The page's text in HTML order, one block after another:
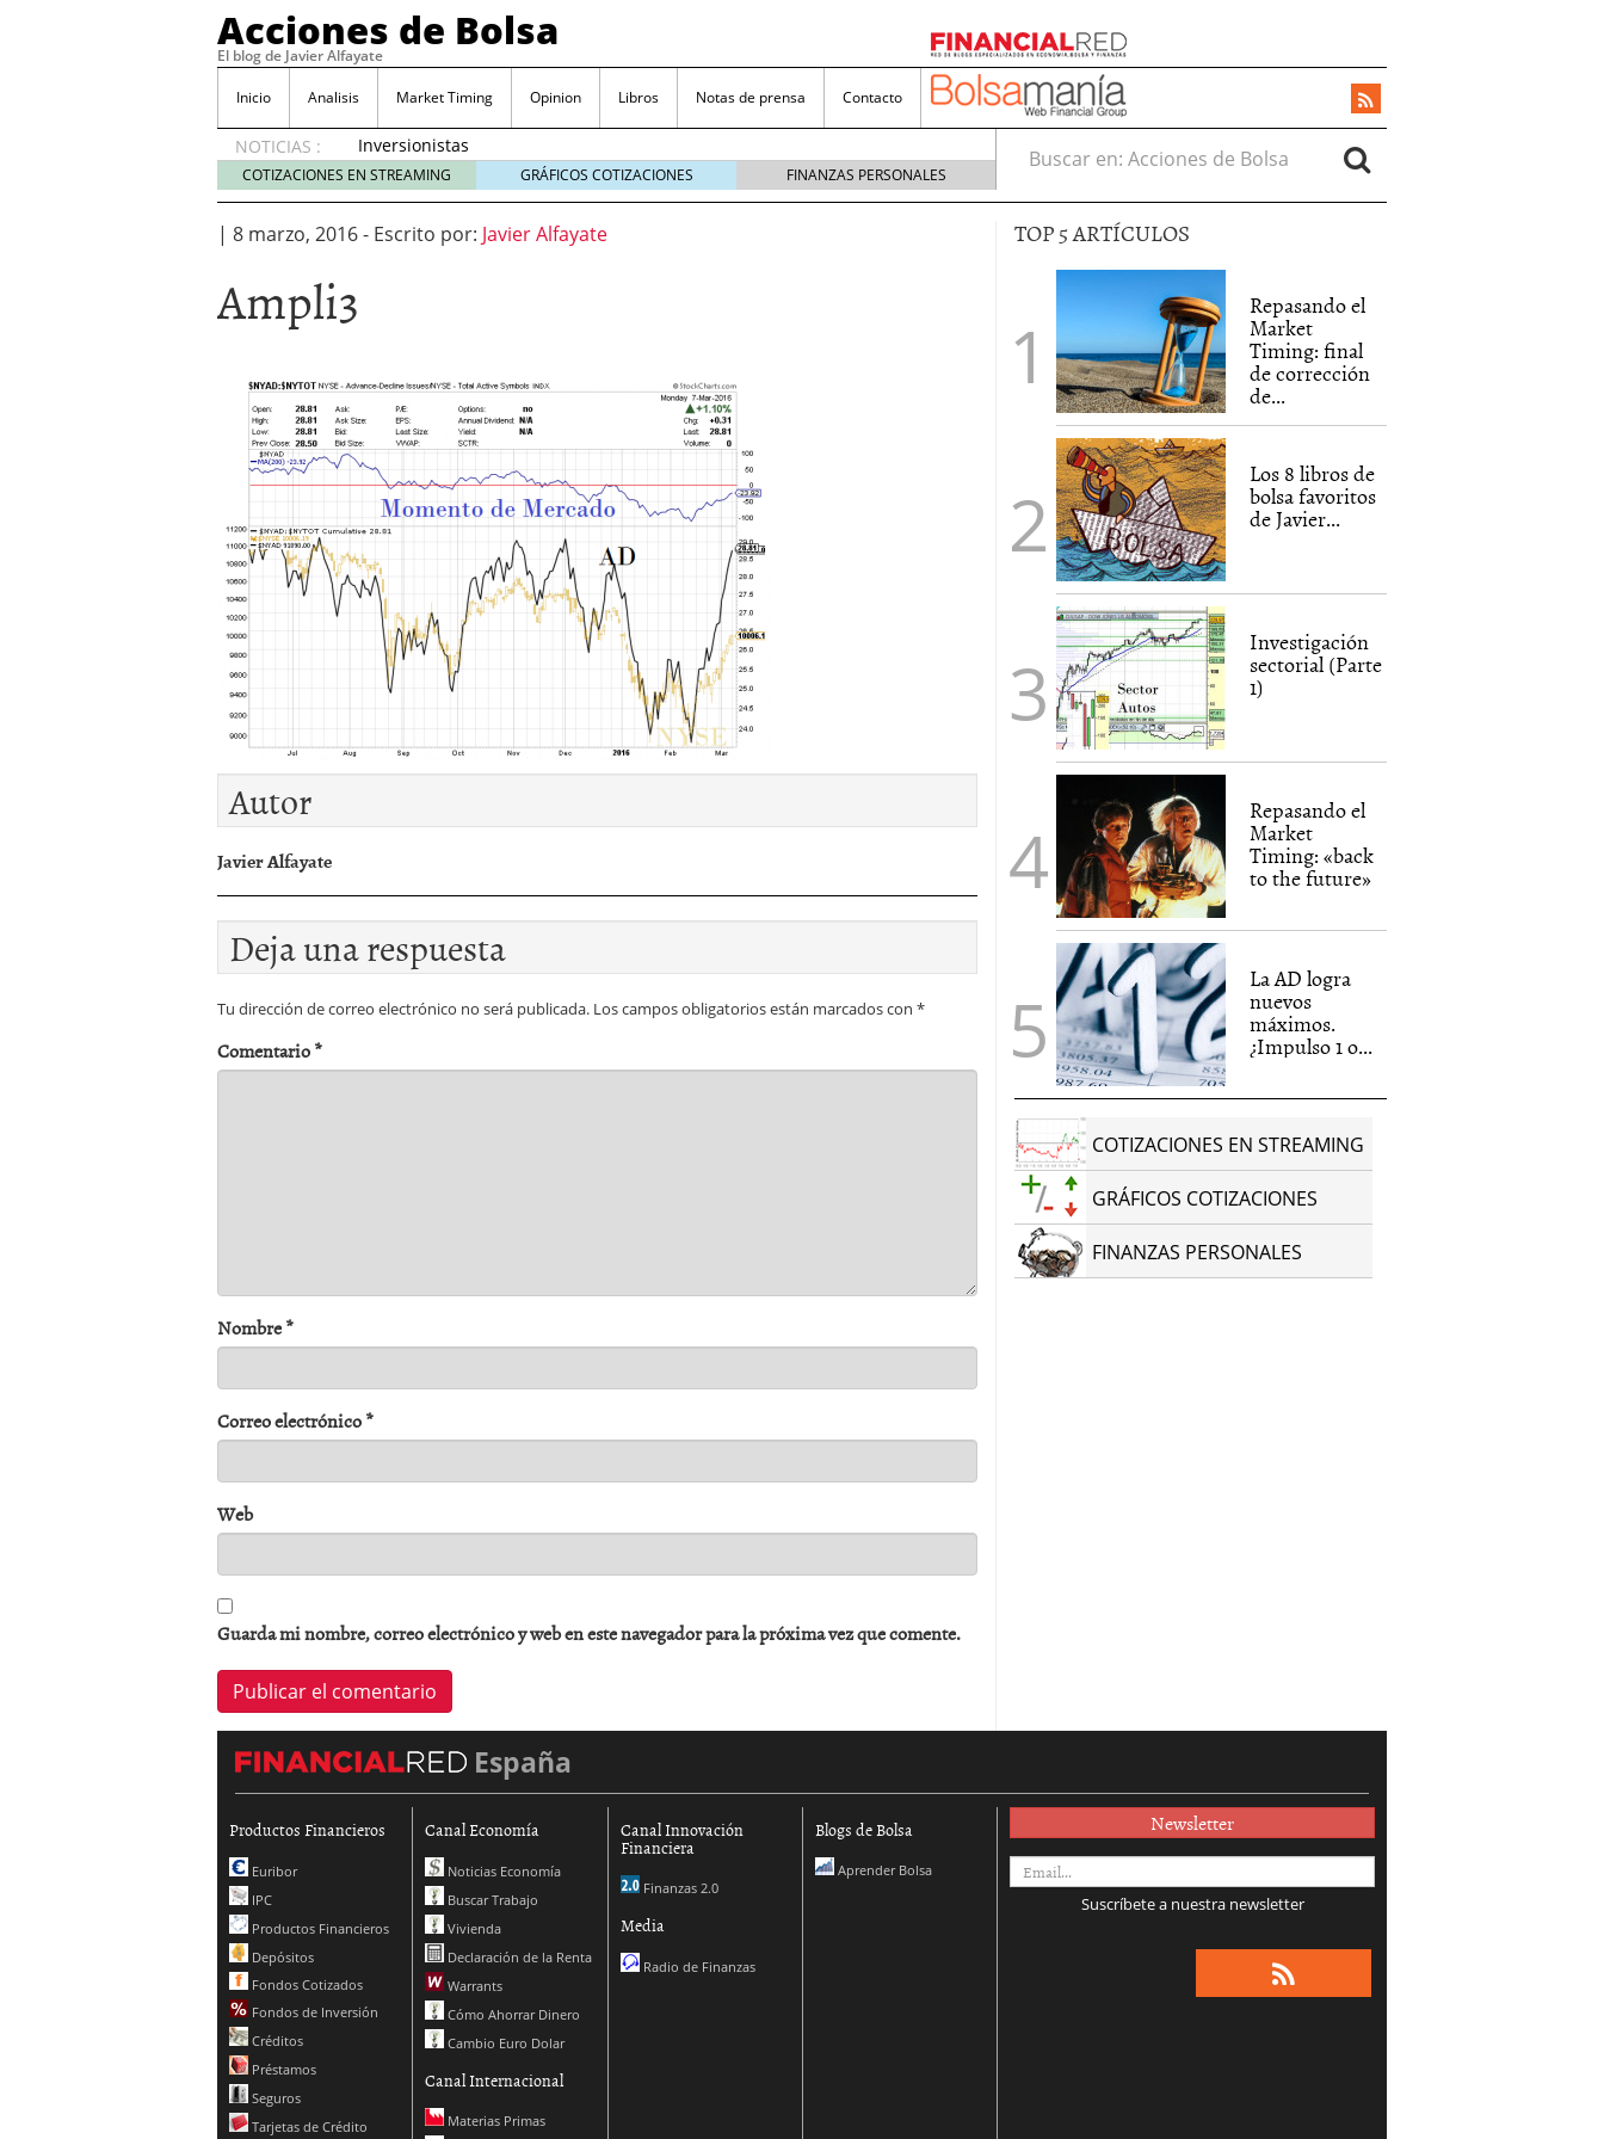
Acciones de Bolsa
El blog de Javier Alfayate
Inicio Analisis Market Timing Opinion Libros Notas de prensa Contacto
NOTICIAS :
Inversionistas
VIP en
México
creciente
noviembre 30, 2024
Entendiendo los ETF de Bitcoin
noviembre 22, 2024
Dividend Kings: empresas que destacan por sus dividendos constantes
noviembre 12, 2024
Descubre RealAdvisor: Una poderosa herramienta para tus inversiones
inmobiliarias septiembre 23, 2024
COTIZACIONES EN STREAMING GRÁFICOS COTIZACIONES FINANZAS PERSONALES
Buscar en:
| 8 marzo, 2016- Escrito por: Javier Alfayate
Ampli3
Autor
Javier Alfayate
Deja una respuesta
Tu dirección de correo electrónico no será publicada. Los campos obligatorios están marcados con *
Comentario*
Nombre*
Correo electrónico*
Web
Guarda mi nombre, correo electrónico y web en este navegador para la próxima vez que comente.
TOP 5 ARTÍCULOS
Repasando el
Market
Timing: final
de corrección
de...
Los 8 libros de
bolsa favoritos
de Javier...
Investigación
sectorial (Parte
1)
Repasando el
Market
Timing: «back
to the future»
La AD logra
nuevos
máximos.
¿Impulso 1 o...
COTIZACIONES EN STREAMING
GRÁFICOS COTIZACIONES
FINANZAS PERSONALES
España
Productos Financieros
Euribor
IPC
Productos Financieros
Depósitos
Fondos Cotizados
Fondos de Inversión
Créditos
Préstamos
Seguros
Tarjetas de Crédito
Canal Economía
Noticias Economía
Buscar Trabajo
Vivienda
Declaración de la Renta
Warrants
Cómo Ahorrar Dinero
Cambio Euro Dolar
Canal Internacional
Materias Primas
Canal Innovación
Financiera
Finanzas 2.0
Media
Radio de Finanzas
Blogs de Bolsa
Aprender Bolsa
Newsletter
Suscríbete a nuestra newsletter